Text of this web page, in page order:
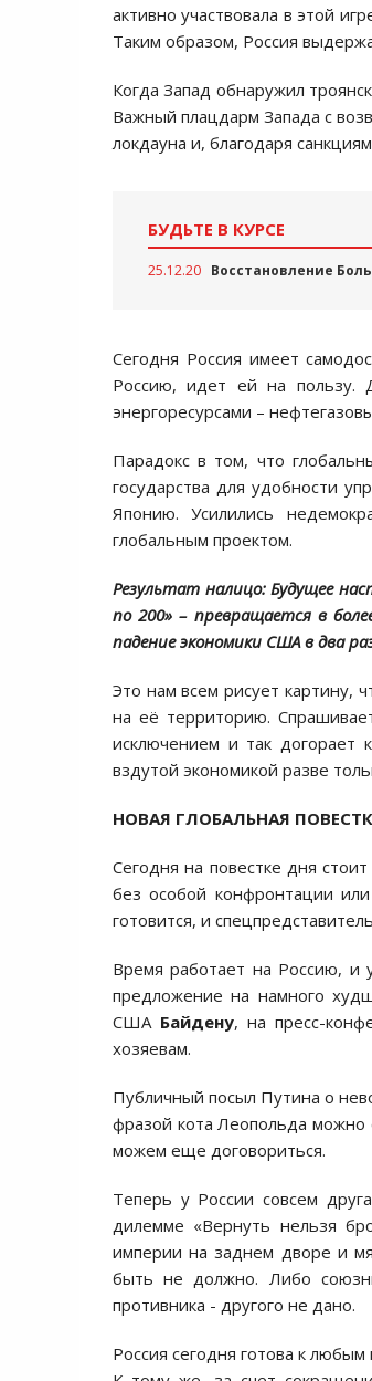
активно участвовала в этой
Таким образом, Россия
Когда Запад обнаружил
Важный плацдарм Запада с
локдауна и, благодаря
БУДЬТЕ В КУРСЕ
25.12.20 Восстановление
Сегодня Россия имеет
Россию, идет ей на пользу.
энергоресурсами –
Парадокс в том, что
государства для удобности
Японию. Усилились
глобальным проектом.
Результат налицо: Будущее
по 200» – превращается в
падение экономики США в два
Это нам всем рисует картину,
на её территорию.
исключением и так
вздутой экономикой разве
НОВАЯ ГЛОБАЛЬНАЯ
Сегодня на повестке дня
без особой конфронтации
готовится, и
Время работает на Россию,
предложение на намного
США Байдену, на пресс-
хозяевам.
Публичный посыл Путина о
фразой кота Леопольда можно
можем еще договориться.
Теперь у России совсем
дилемме «Вернуть нельзя
империи на заднем дворе и
быть не должно. Либо
противника - другого не дано.
Россия сегодня готова к